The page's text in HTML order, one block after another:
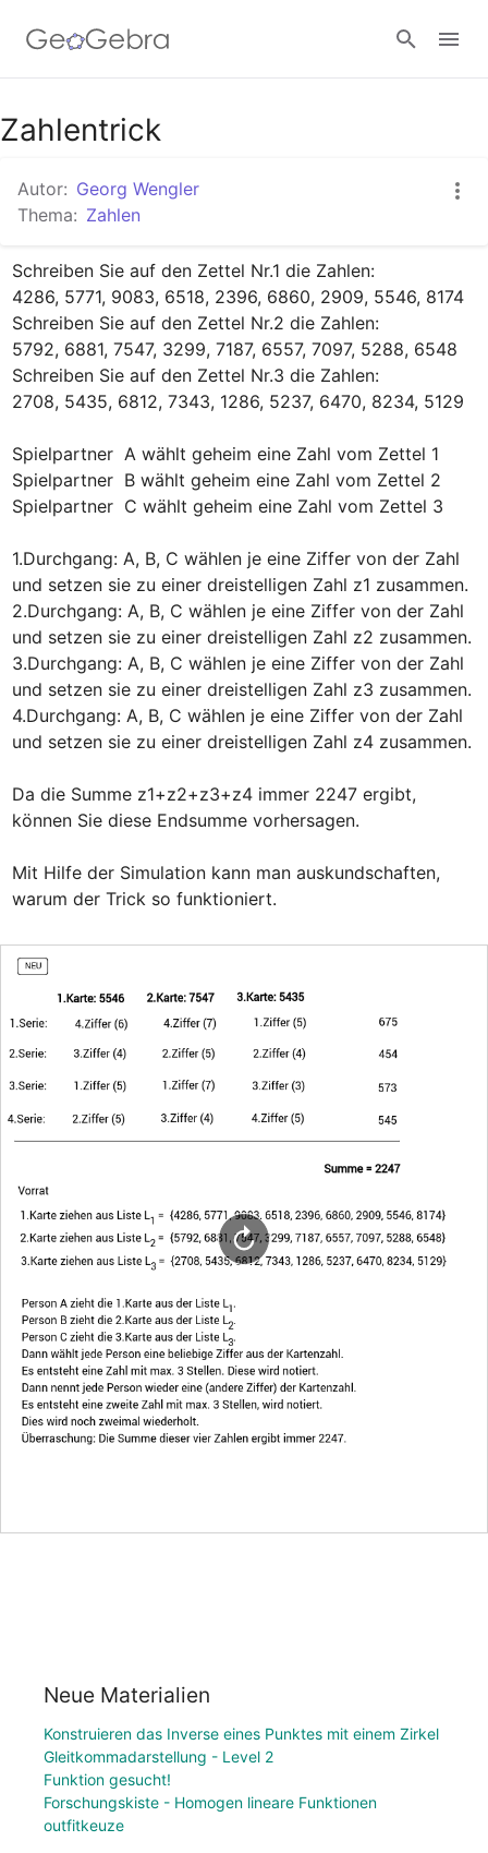
Google Classroom
GeoGebra Classroom
Anmelden
Zahlentrick
Autor: Georg Wengler
Thema: Zahlen
Schreiben Sie auf den Zettel Nr.1 die Zahlen:
4286, 5771, 9083, 6518, 2396, 6860, 2909, 5546, 8174
Schreiben Sie auf den Zettel Nr.2 die Zahlen:
5792, 6881, 7547, 3299, 7187, 6557, 7097, 5288, 6548
Schreiben Sie auf den Zettel Nr.3 die Zahlen:
2708, 5435, 6812, 7343, 1286, 5237, 6470, 8234, 5129
Spielpartner  A wählt geheim eine Zahl vom Zettel 1
Spielpartner  B wählt geheim eine Zahl vom Zettel 2
Spielpartner  C wählt geheim eine Zahl vom Zettel 3
1.Durchgang: A, B, C wählen je eine Ziffer von der Zahl
und setzen sie zu einer dreistelligen Zahl z1 zusammen.
2.Durchgang: A, B, C wählen je eine Ziffer von der Zahl
und setzen sie zu einer dreistelligen Zahl z2 zusammen.
3.Durchgang: A, B, C wählen je eine Ziffer von der Zahl
und setzen sie zu einer dreistelligen Zahl z3 zusammen.
4.Durchgang: A, B, C wählen je eine Ziffer von der Zahl
und setzen sie zu einer dreistelligen Zahl z4 zusammen.
Da die Summe z1+z2+z3+z4 immer 2247 ergibt,
können Sie diese Endsumme vorhersagen.
Mit Hilfe der Simulation kann man auskundschaften,
warum der Trick so funktioniert.
Neue Materialien
Konstruieren das Inverse eines Punktes mit einem Zirkel
Gleitkommadarstellung - Level 2
Funktion gesucht!
Forschungskiste - Homogen lineare Funktionen
outfitkeuze